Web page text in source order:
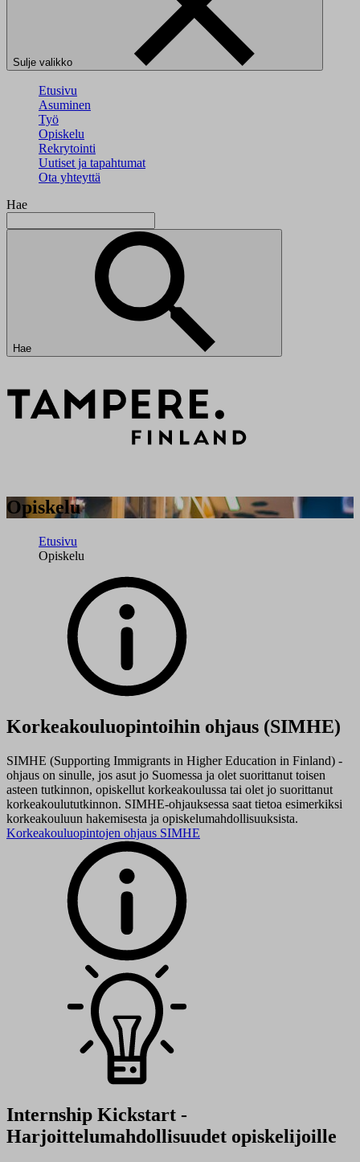
Sulje valikko
Etusivu
Asuminen
Työ
Opiskelu
Rekrytointi
Uutiset ja tapahtumat
Ota yhteyttä
Hae
Hae
Opiskelu
Etusivu
Opiskelu
Korkeakouluopintoihin ohjaus (SIMHE)
SIMHE (Supporting Immigrants in Higher Education in Finland) -
ohjaus on sinulle, jos asut jo Suomessa ja olet suorittanut toisen
asteen tutkinnon, opiskellut korkeakoulussa tai olet jo suorittanut
korkeakoulututkinnon. SIMHE-ohjauksessa saat tietoa esimerkiksi
korkeakouluun hakemisesta ja opiskelumahdollisuuksista.
Korkeakouluopintojen ohjaus SIMHE
Internship Kickstart -
Harjoittelumahdollisuudet opiskelijoille